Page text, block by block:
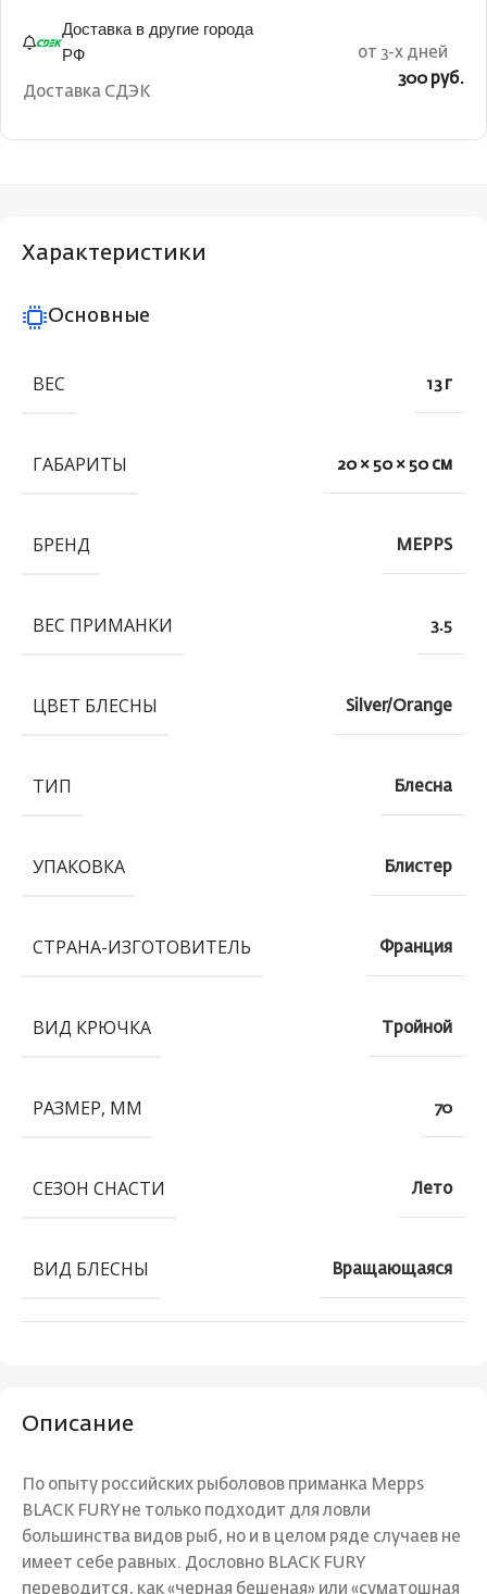
Доставка в другие города
РФ
Доставка СДЭК
от 3-х дней
300 руб.
Описание
По опыту российских рыболовов приманка Mepps
BLACK FURY не только подходит для ловли
большинства видов рыб, но и в целом ряде случаев не
имеет себе равных. Дословно BLACK FURY
переводится, как «черная бешеная» или «суматошная
Характеристики
Основные
ВЕС 13 г
ГАБАРИТЫ 20 × 50 × 50 см
БРЕНД MEPPS
ВЕС ПРИМАНКИ 3.5
ЦВЕТ БЛЕСНЫ Silver/Orange
ТИП Блесна
УПАКОВКА Блистер
СТРАНА-ИЗГОТОВИТЕЛЬ Франция
ВИД КРЮЧКА Тройной
РАЗМЕР, ММ 70
СЕЗОН СНАСТИ Лето
ВИД БЛЕСНЫ Вращающаяся